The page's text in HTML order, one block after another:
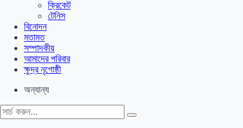
ক্রিকেট
টেনিস
বিনোদন
মতামত
সম্পাদকীয়
আমাদের পরিবার
ক্ষুদ্র নৃগোষ্ঠী
অন্যান্য